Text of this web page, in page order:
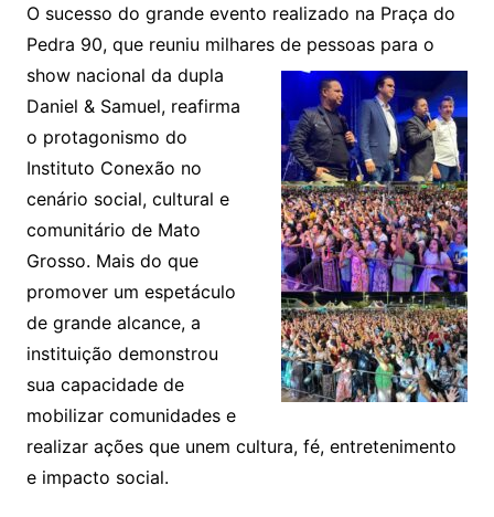
y
Li
n
k
s
A
p
p
gr
a
m
e
dI
n
l
gl
e
Cl
a
s
sr
o
o
m
n
g
s
s
a
g
e
lo
o
k.
c
o
m
y
p
e
h
o
o
ai
l
e
a
ai
l
ar
e
O sucesso do grande evento realizado na Praça do
Pedra 90, que reuniu milhares de pessoas para o
show nacional da dupla
Daniel & Samuel, reafirma
o protagonismo do
Instituto Conexão no
cenário social, cultural e
comunitário de Mato
Grosso. Mais do que
promover um espetáculo
de grande alcance, a
instituição demonstrou
sua capacidade de
mobilizar comunidades e
realizar ações que unem cultura, fé, entretenimento
e impacto social.